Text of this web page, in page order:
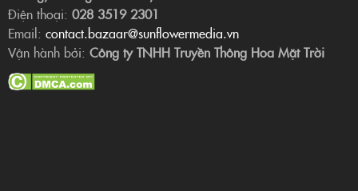
Điện thoại: 028 3519 2301
Email: contact.bazaar@sunflowermedia.vn
Vận hành bởi: Công ty TNHH Truyền Thông Hoa Mặt Trời